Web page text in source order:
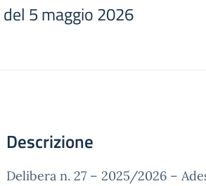
5 maggio 2026
Descrizione
Delibera n. 27 – 2025/2026 –